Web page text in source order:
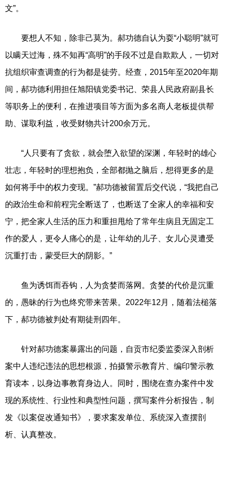
文”。
要想人不知，除非己莫为。郝功德自认为耍“小聪明”就可
以瞒天过海，殊不知再“高明”的手段不过是自欺欺人，一切对
抗组织审查调查的行为都是徒劳。经查，2015年至2020年期
间，郝功德利用担任旭阳镇党委书记、荣县人民政府副县长
等职务上的便利，在推进项目等方面为多名商人老板提供帮
助、谋取利益，收受财物共计200余万元。
“人只要有了贪欲，就会堕入欲望的深渊，年轻时的雄心
壮志，年轻时的理想抱负，全部都抛之脑后，想得更多的是
如何将手中的权力变现。”郝功德被留置后交代说，“我把自己
的政治生命和前程完全断送了，也断送了全家人的幸福和安
宁，把全家人生活的压力和重担甩给了常年生病且无固定工
作的爱人，更令人痛心的是，让年幼的儿子、女儿心灵遭受
沉重打击，蒙受巨大的阴影。”
鱼为诱饵而吞钩，人为贪婪而落网。贪婪的代价是沉重
的，愚昧的行为也终究带来苦果。2022年12月，随着法槌落
下，郝功德被判处有期徒刑四年。
针对郝功德案暴露出的问题，自贡市纪委监委深入剖析
案中人违纪违法的思想根源，拍摄警示教育片、编印警示教
育读本，以身边事教育身边人。同时，围绕在查办案件中发
现的系统性、行业性和典型性问题，撰写案件分析报告，制
发《以案促改通知书》，要求案发单位、系统深入查摆剖
析、认真整改。